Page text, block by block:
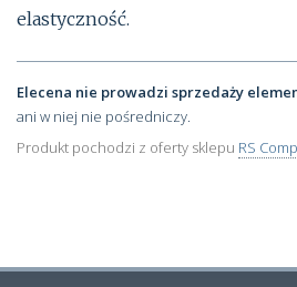
elastyczność.
Elecena nie prowadzi sprzedaży
ani w niej nie pośredniczy.
Produkt pochodzi z oferty sklepu RS